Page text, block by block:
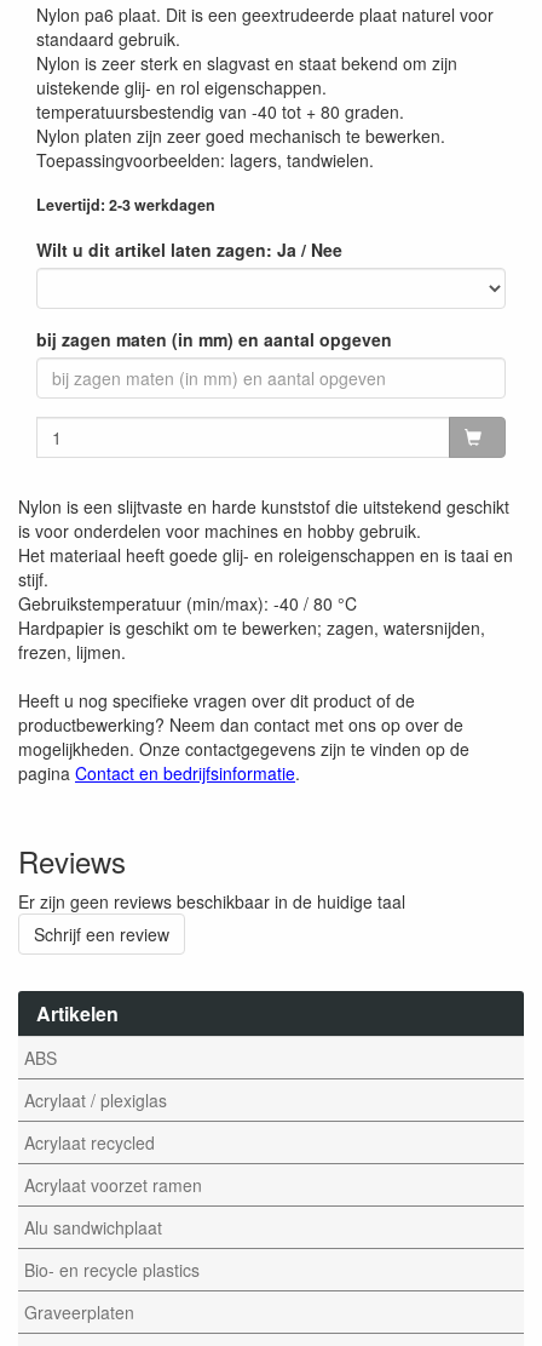
Artikelen
ABS
Acrylaat / plexiglas
Acrylaat recycled
Acrylaat voorzet ramen
Alu sandwichplaat
Bio- en recycle plastics
Graveerplaten
Nylon pa6 plaat. Dit is een geextrudeerde plaat naturel voor
standaard gebruik.
Nylon is zeer sterk en slagvast en staat bekend om zijn
uistekende glij- en rol eigenschappen.
temperatuursbestendig van -40 tot + 80 graden.
Nylon platen zijn zeer goed mechanisch te bewerken.
Toepassingvoorbeelden: lagers, tandwielen.
Levertijd: 2-3 werkdagen
Wilt u dit artikel laten zagen: Ja / Nee
bij zagen maten (in mm) en aantal opgeven
Nylon is een slijtvaste en harde kunststof die uitstekend geschikt
is voor onderdelen voor machines en hobby gebruik.
Het materiaal heeft goede glij- en roleigenschappen en is taai en
stijf.
Gebruikstemperatuur (min/max): -40 / 80 °C
Hardpapier is geschikt om te bewerken; zagen, watersnijden,
frezen, lijmen.
Heeft u nog specifieke vragen over dit product of de
productbewerking? Neem dan contact met ons op over de
mogelijkheden. Onze contactgegevens zijn te vinden op de
pagina Contact en bedrijfsinformatie.
Reviews
Er zijn geen reviews beschikbaar in de huidige taal
Schrijf een review